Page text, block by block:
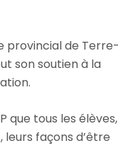
provincial de Terre-
son soutien à la
que tous les élèves,
leurs façons d’être